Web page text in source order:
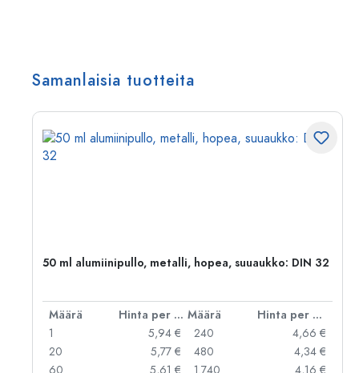
Samanlaisia tuotteita
50 ml alumiinipullo, metalli, hopea, suuaukko: DIN 32
Määrä Hinta per kpl Määrä
Hinta per kpl
1
5,94 €
20
5,77 €
240
4,66 €
480
4,34 €